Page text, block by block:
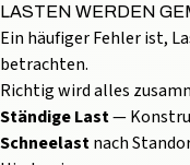
LASTEN WERDEN
Ein häufiger Fehler ist,
betrachten.
Richtig wird alles
Ständige Last—
Schneelastnach